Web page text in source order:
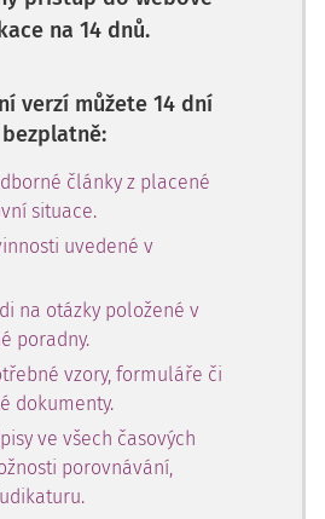
na 14 dnů.
verzí můžete 14 dní
bezplatně:
články z placené
situace.
uvedené v
na otázky položené v
poradny.
vzory, formuláře či
dokumenty.
ve všech časových
porovnávání,